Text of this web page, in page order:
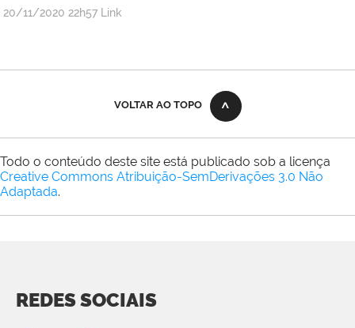
publicado
20/11/2020 22h57 Link
VOLTAR AO TOPO
Todo o conteúdo deste site está publicado sob a licença
Creative Commons Atribuição-SemDerivações 3.0 Não
Adaptada.
REDES SOCIAIS